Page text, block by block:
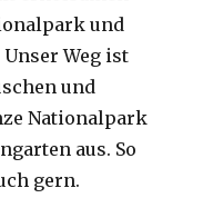
und
Weg ist
und
Nationalpark
aus. So
gern.